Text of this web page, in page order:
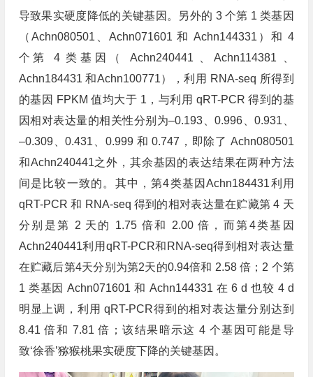
导致果实硬度降低的关键基因。另外的 3 个第 1 类基因
（Achn080501、Achn071601 和 Achn144331）和 4
个第 4 类基因（ Achn240441 、Achn114381 、
Achn184431 和Achn100771），利用 RNA-seq 所得到
的基因 FPKM 值均大于 1，与利用 qRT-PCR 得到的基
因相对表达量的相关性分别为–0.193、0.996、0.931、
–0.309、0.431、0.999 和 0.747，即除了 Achn080501
和Achn240441之外，其余基因的表达结果在两种方法
间是比较一致的。其中，第4类基因Achn184431利用
qRT-PCR 和 RNA-seq 得到的相对表达量在贮藏第 4 天
分别是第 2 天的 1.75 倍和 2.00 倍，而第4类基因
Achn240441利用qRT-PCR和RNA-seq得到相对表达量
在贮藏后第4天分别为第2天的0.94倍和 2.58 倍；2 个第
1 类基因 Achn071601 和 Achn144331 在 6 d 也较 4 d
明显上调，利用 qRT-PCR得到的相对表达量分别达到
8.41 倍和 7.81 倍；该结果暗示这 4 个基因可能是导
致‘徐香’猕猴桃果实硬度下降的关键基因。